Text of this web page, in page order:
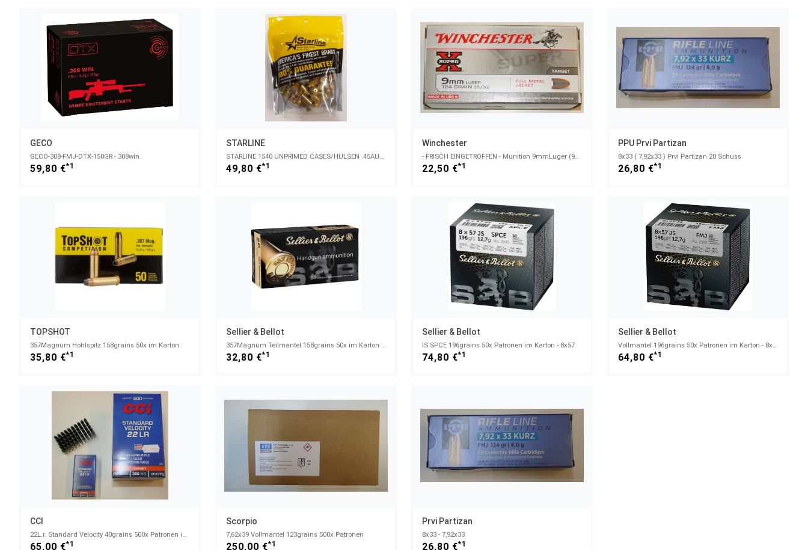
GECO
GECO-308-FMJ-DTX-150GR - 308win.
59,80 €*1
STARLINE
STARLINE 1540 UNPRIMED CASES/HÜLSEN .45AUTO RIM.
49,80 €*1
Winchester
- FRISCH EINGETROFFEN - Munition 9mmLuger (9x19) FMJ 124grs. Winchester, 50 Patronen - 9x19mm; 9mm L
22,50 €*1
PPU Prvi Partizan
8x33 ( 7,92x33 ) Prvi Partizan 20 Schuss
26,80 €*1
TOPSHOT
357Magnum Hohlspitz 158grains 50x im Karton
35,80 €*1
Sellier & Bellot
357Magnum Teilmantel 158grains 50x im Karton - .357 Magnum
32,80 €*1
Sellier & Bellot
IS SPCE 196grains 50x Patronen im Karton - 8x57
74,80 €*1
Sellier & Bellot
Vollmantel 196grains 50x Patronen im Karton - 8x57IS
64,80 €*1
CCI
22L.r. Standard Velocity 40grains 500x Patronen im Karton
65,00 €*1
Scorpio
7,62x39 Vollmantel 123grains 500x Patronen
250,00 €*1
Prvi Partizan
8x33 - 7,92x33
26,80 €*1